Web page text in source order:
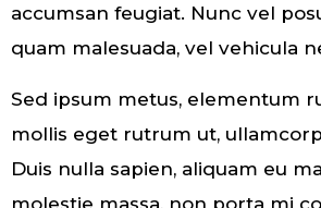
accumsan feugiat. Nunc vel
quam malesuada, vel vehicula
Sed ipsum metus, elementum
mollis eget rutrum ut,
Duis nulla sapien, aliquam eu
molestie massa, non porta mi